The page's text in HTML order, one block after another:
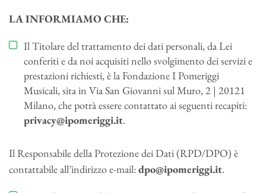
LA INFORMIAMO CHE:
Il Titolare del trattamento dei dati personali, da Lei
conferiti e da noi acquisiti nello svolgimento dei servizi e
prestazioni richiesti, è la Fondazione I Pomeriggi
Musicali, sita in Via San Giovanni sul Muro, 2 | 20121
Milano, che potrà essere contattato ai seguenti recapiti:
privacy@ipomeriggi.it.
Il Responsabile della Protezione dei Dati (RPD/DPO) è
contattabile all’indirizzo e-mail:dpo@ipomeriggi.it.